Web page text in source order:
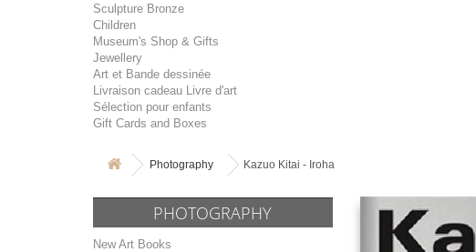
Sculpture Bronze
Children
Museum's Shop & Gifts
Jewellery
Art et Bande dessinée
Livraison cadeau Livre d'art
Sélection pour enfants
Gift Cards and Boxes
Photography Kazuo Kitai - Iroha
PHOTOGRAPHY
New Art Books